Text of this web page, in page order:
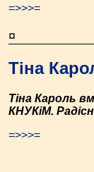
=>>>=
¤
Тіна
Тіна Кароль
КНУКіМ.
=>>>=